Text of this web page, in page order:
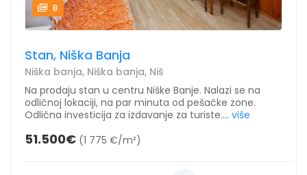
8
Stan, Niška Banja
Niška banja, Niška banja, Niš
Na prodaju stan u centru Niške Banje. Nalazi se na
odličnoj lokaciji, na par minuta od pešačke zone.
Odlična investicija za izdavanje za turiste.... više
51.500€ (1 775 €/m²)